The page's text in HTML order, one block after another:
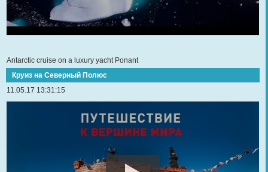
Antarctic cruise on a luxury yacht Ponant
Круиз на Северный Полюс
11.05.17 13:31:15